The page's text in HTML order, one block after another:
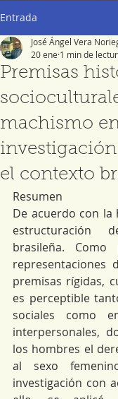
Entrada
Premisas
machismo
el contexto
José Ángel Vera
20 ene 1 min de
Resumen
De acuerdo con la
estructuración
brasileña. Como
representaciones
premisas rígidas,
es perceptible
sociales como
interpersonales,
los hombres el
al sexo
investigación con